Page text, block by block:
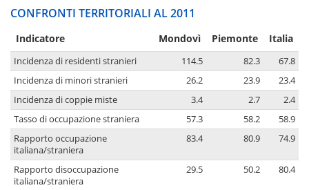
CONFRONTI TERRITORIALI AL 2011
Indicatore Mondovì Piemonte Italia
Incidenza di residenti stranieri 114.5 82.3
67.8
Incidenza di minori stranieri
26.2 23.9
23.4
Incidenza di coppie miste
3.4 2.7
2.4
Tasso di occupazione straniera
57.3 58.2
58.9
Rapporto occupazione
italiana/straniera
83.4 80.9 74.9
Rapporto disoccupazione
italiana/straniera
29.5 50.2 80.4